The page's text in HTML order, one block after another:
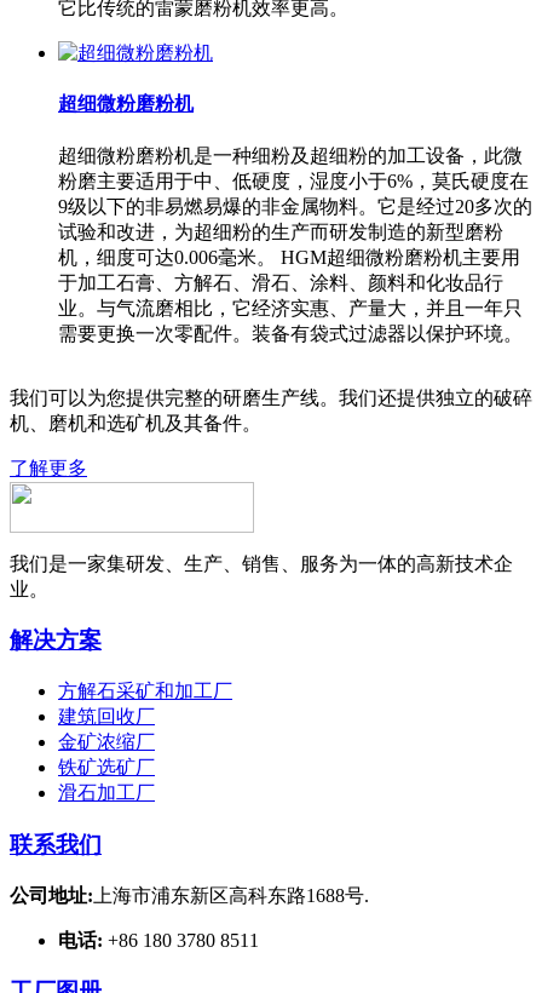
它比传统的雷蒙磨粉机效率更高。
超细微粉磨粉机
超细微粉磨粉机是一种细粉及超细粉的加工设备，此微
粉磨主要适用于中、低硬度，湿度小于6%，莫氏硬度在
9级以下的非易燃易爆的非金属物料。它是经过20多次的
试验和改进，为超细粉的生产而研发制造的新型磨粉
机，细度可达0.006毫米。 HGM超细微粉磨粉机主要用
于加工石膏、方解石、滑石、涂料、颜料和化妆品行
业。与气流磨相比，它经济实惠、产量大，并且一年只
需要更换一次零配件。装备有袋式过滤器以保护环境。
我们可以为您提供完整的研磨生产线。我们还提供独立的破碎
机、磨机和选矿机及其备件。
了解更多
我们是一家集研发、生产、销售、服务为一体的高新技术企
业。
解决方案
方解石采矿和加工厂
建筑回收厂
金矿浓缩厂
铁矿选矿厂
滑石加工厂
联系我们
公司地址: 上海市浦东新区高科东路1688号.
电话: +86 180 3780 8511